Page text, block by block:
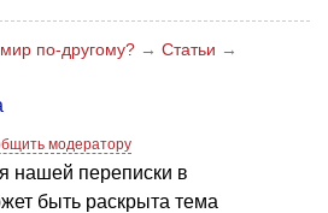
по-другому? → Статьи →
модератору
нашей переписки в
быть раскрыта тема